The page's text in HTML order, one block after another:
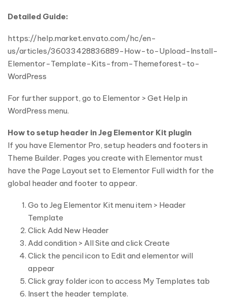
Detailed Guide:
https://help.market.envato.com/hc/en-
us/articles/36033428836889-How-to-Upload-Install-
Elementor-Template-Kits-from-Themeforest-to-
WordPress
For further support, go to Elementor > Get Help in
WordPress menu.
How to setup header in Jeg Elementor Kit plugin
If you have Elementor Pro, setup headers and footers in
Theme Builder. Pages you create with Elementor must
have the Page Layout set to Elementor Full width for the
global header and footer to appear.
Go to Jeg Elementor Kit menu item > Header
Template
Click Add New Header
Add condition > All Site and click Create
Click the pencil icon to Edit and elementor will
appear
Click gray folder icon to access My Templates tab
Insert the header template.